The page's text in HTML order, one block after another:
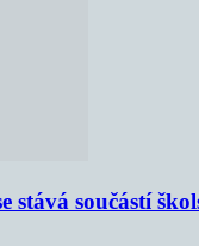
stává součástí